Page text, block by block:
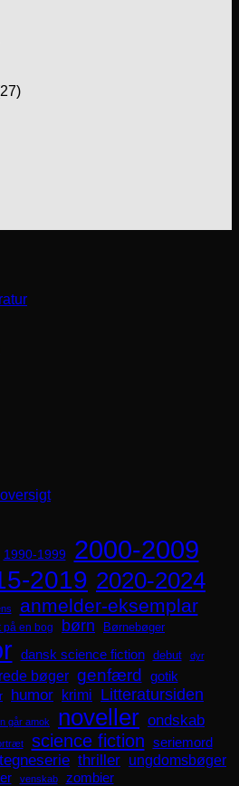
1990-1999 2000-2009
2019 2020-2024
anmelder-eksemplar
på en bog børn Børnebøger
dansk science fiction debut dyr
bøger genfærd
gotik
humor krimi Litteratursiden
går amok noveller ondskab
science fiction seriemord
tegneserie thriller ungdomsbøger
venskab
zombier